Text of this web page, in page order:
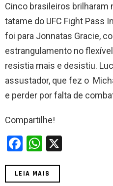
ce
b
o
o
k
at
s
A
p
p
Cinco brasileiros brilharam
tatame do UFC Fight Pass
foi para Jonnatas Gracie,
estrangulamento no
resistia mais e desistiu.
assustador, que fez o
e perder por falta de
Compartilhe!
F
ce
W
at
LEIA MAIS